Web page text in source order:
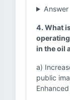
Answer
4. What
in the oil
a)
public